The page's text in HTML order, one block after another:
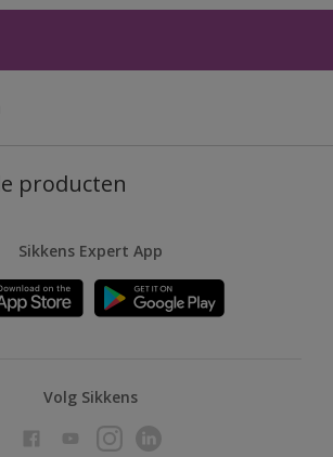
producten
Sikkens Expert App
Volg Sikkens